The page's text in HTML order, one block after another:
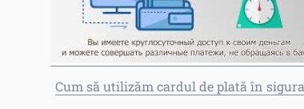
Cum să utilizăm cardul de plată în